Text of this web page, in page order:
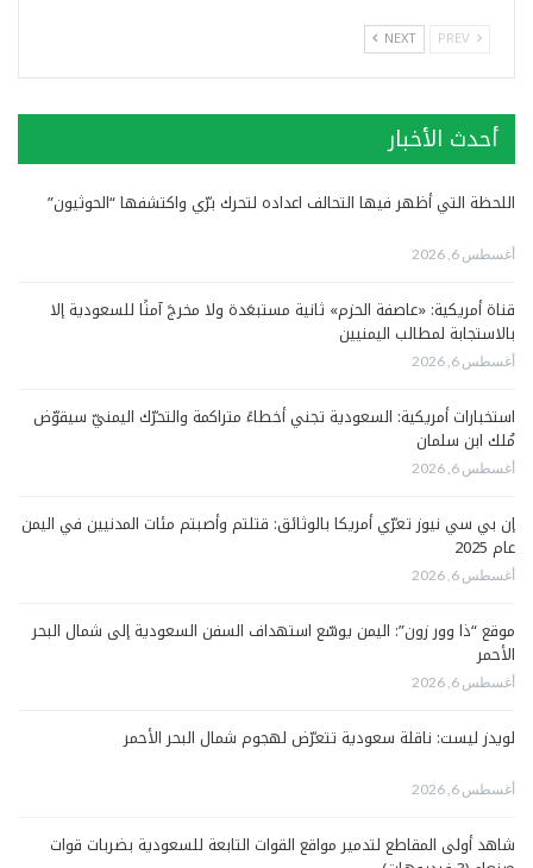
NEXT
أحدث الأخبار
اللحظة التي أظهر فيها التحالف اعداده لتحرك برّي واكتشفها “الحوثيون”
أغسطس 6, 2026
قناة أمريكية: «عاصفة الحزم» ثانية مستبعَدة ولا مخرجَ آمنًا للسعودية إلا
بالاستجابة لمطالب اليمنيين
أغسطس 6, 2026
استخبارات أمريكية: السعودية تجني أخطاءً متراكمة والتحرّك اليمنيّ سيقوّض
مُلك ابن سلمان
أغسطس 6, 2026
إن بي سي نيوز تعرّي أمريكا بالوثائق: قتلتم وأصبتم مئات المدنيين في اليمن
عام 2025
أغسطس 6, 2026
موقع “ذا وور زون”: اليمن يوسّع استهداف السفن السعودية إلى شمال البحر
الأحمر
أغسطس 6, 2026
لويدز ليست: ناقلة سعودية تتعرّض لهجوم شمال البحر الأحمر
أغسطس 6, 2026
شاهد أولى المقاطع لتدمير مواقع القوات التابعة للسعودية بضربات قوات